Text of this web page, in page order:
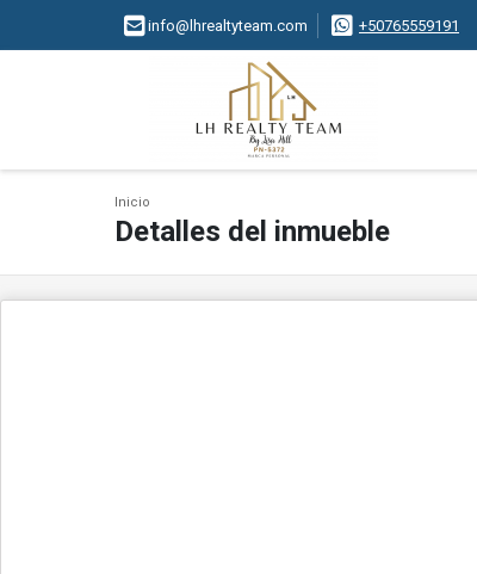
info@lhrealtyteam.com +50765559191
Inicio
Detalles del inmueble